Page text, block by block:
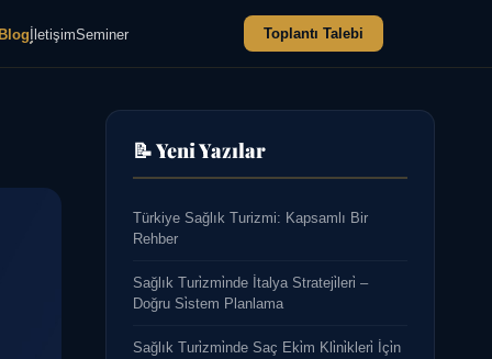
İletişimSeminer Toplantı Talebi
📝 Yeni Yazılar
Türkiye Sağlık Turizmi: Kapsamlı Bir
Rehber
Sağlık Turi̇zmi̇nde İtalya Strateji̇leri̇ –
Doğru Si̇stem Planlama
Sağlık Turi̇zmi̇nde Saç Eki̇m Kli̇ni̇kleri̇ İçi̇n